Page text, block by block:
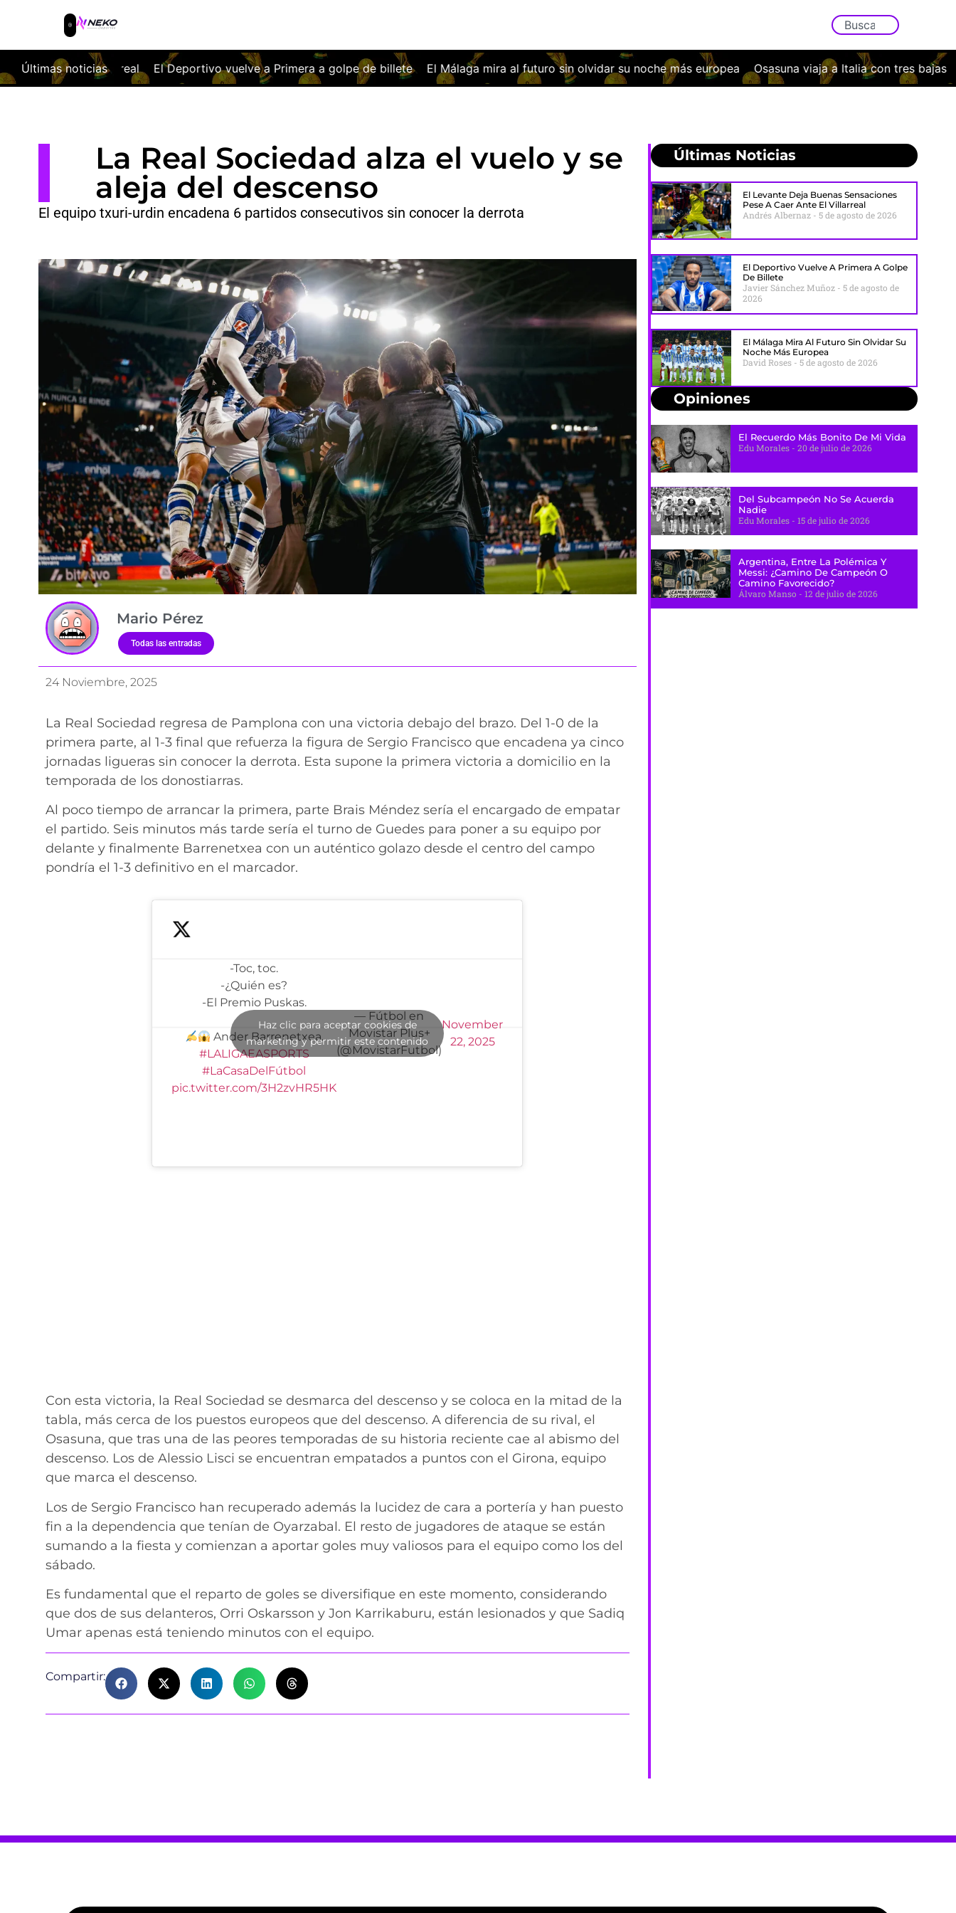
Últimas noticias
El Deportivo vuelve a Primera a golpe de billete El Málaga mira al futuro sin olvidar su noche más europea Osasuna viaja a Italia con tres bajas y un exigente examen
La Real Sociedad alza el vuelo y se
aleja del descenso
El equipo txuri-urdin encadena 6 partidos consecutivos sin conocer la derrota
Mario Pérez
Todas las entradas
24 Noviembre, 2025
La Real Sociedad regresa de Pamplona con una victoria debajo del brazo. Del 1-0 de la
primera parte, al 1-3 final que refuerza la figura de Sergio Francisco que encadena ya cinco
jornadas ligueras sin conocer la derrota. Esta supone la primera victoria a domicilio en la
temporada de los donostiarras.
Al poco tiempo de arrancar la primera, parte Brais Méndez sería el encargado de empatar
el partido. Seis minutos más tarde sería el turno de Guedes para poner a su equipo por
delante y finalmente Barrenetxea con un auténtico golazo desde el centro del campo
pondría el 1-3 definitivo en el marcador.
-Toc, toc.
-¿Quién es?
-El Premio Puskas.
Ander Barrenetxea.
#LALIGAEASPORTS
#LaCasaDelFútbol
pic.twitter.com/3H2zvHR5HK
— Fútbol en
Movistar Plus+
(@MovistarFutbol)
November
22, 2025
Haz clic para aceptar cookies de
marketing y permitir este contenido
Con esta victoria, la Real Sociedad se desmarca del descenso y se coloca en la mitad de la
tabla, más cerca de los puestos europeos que del descenso. A diferencia de su rival, el
Osasuna, que tras una de las peores temporadas de su historia reciente cae al abismo del
descenso. Los de Alessio Lisci se encuentran empatados a puntos con el Girona, equipo
que marca el descenso.
Los de Sergio Francisco han recuperado además la lucidez de cara a portería y han puesto
fin a la dependencia que tenían de Oyarzabal. El resto de jugadores de ataque se están
sumando a la fiesta y comienzan a aportar goles muy valiosos para el equipo como los del
sábado.
Es fundamental que el reparto de goles se diversifique en este momento, considerando
que dos de sus delanteros, Orri Oskarsson y Jon Karrikaburu, están lesionados y que Sadiq
Umar apenas está teniendo minutos con el equipo.
Compartir:
Últimas Noticias
El Levante Deja Buenas Sensaciones
Pese A Caer Ante El Villarreal
Andrés Albernaz 5 de agosto de 2026
El Deportivo Vuelve A Primera A Golpe
De Billete
Javier Sánchez Muñoz
5 de agosto de
2026
El Málaga Mira Al Futuro Sin Olvidar Su
Noche Más Europea
David Roses 5 de agosto de 2026
Opiniones
El Recuerdo Más Bonito De Mi Vida
Edu Morales
20 de julio de 2026
Del Subcampeón No Se Acuerda
Nadie
Edu Morales
15 de julio de 2026
Argentina, Entre La Polémica Y
Messi: ¿camino De Campeón O
Camino Favorecido?
Álvaro Manso
12 de julio de 2026